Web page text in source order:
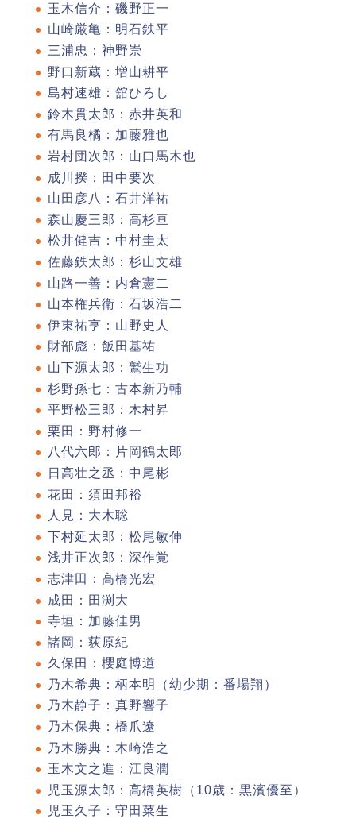
玉木信介：磯野正一
山崎厳亀：明石鉄平
三浦忠：神野崇
野口新蔵：増山耕平
島村速雄：舘ひろし
鈴木貫太郎：赤井英和
有馬良橘：加藤雅也
岩村団次郎：山口馬木也
成川揆：田中要次
山田彦八：石井洋祐
森山慶三郎：高杉亘
松井健吉：中村圭太
佐藤鉄太郎：杉山文雄
山路一善：内倉憲二
山本権兵衛：石坂浩二
伊東祐亨：山野史人
財部彪：飯田基祐
山下源太郎：鷲生功
杉野孫七：古本新乃輔
平野松三郎：木村昇
栗田：野村修一
八代六郎：片岡鶴太郎
日高壮之丞：中尾彬
花田：須田邦裕
人見：大木聡
下村延太郎：松尾敏伸
浅井正次郎：深作覚
志津田：高橋光宏
成田：田渕大
寺垣：加藤佳男
諸岡：荻原紀
久保田：櫻庭博道
乃木希典：柄本明（幼少期：番場翔）
乃木静子：真野響子
乃木保典：橋爪遼
乃木勝典：木崎浩之
玉木文之進：江良潤
児玉源太郎：高橋英樹（10歳：黒濱優至）
児玉久子：守田菜生